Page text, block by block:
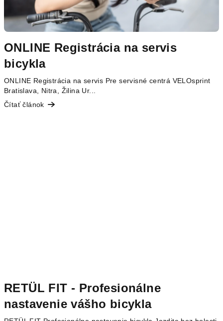
ONLINE Registrácia na servis
bicykla
ONLINE Registrácia na servis Pre servisné centrá VELOsprint
Bratislava, Nitra, Žilina Ur...
Čítať článok
RETÜL FIT - Profesionálne
nastavenie vášho bicykla